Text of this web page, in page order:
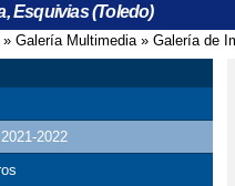
Esquivias (Toledo)
usted aquí
» Galería Multimedia» Galería de
2022